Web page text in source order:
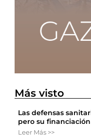
Más visto
Las defensas
pero su
Leer Más >>